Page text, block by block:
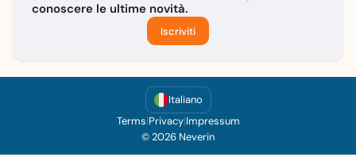
conoscere le ultime novità.
Iscriviti
Italiano
Terms|Privacy|Impressum
© 2026 Neverin